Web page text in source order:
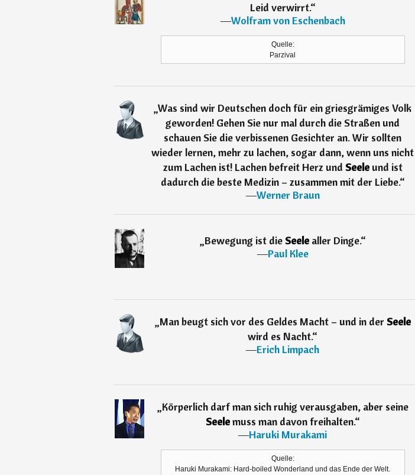
Leid verwirrt.“
―Wolfram von Eschenbach
Quelle:
Parzival
„Was sind wir Deutschen doch für ein griesgrämiges Volk
geworden! Gehen Sie nur mal durch die Straßen und
schauen Sie die verbissenen Gesichter an. Wir sollten
wieder lernen, mehr zu lachen, sogar dann, wenn uns nicht
zum Lachen ist! Lachen befreit Herz und Seeleund ist
dadurch die beste Medizin – zusammen mit der Liebe.“
―Werner Braun
„Bewegung ist dieSeele aller Dinge.“
―Paul Klee
„Man beugt sich vor des Geldes Macht – und in der Seele
wird es Nacht.“
―Erich Limpach
„Körperlich darf man sich ruhig verausgaben, aber seine
Seelemuss man davon freihalten.“
―Haruki Murakami
Quelle:
Haruki Murakami: Hard-boiled Wonderland und das Ende der Welt.